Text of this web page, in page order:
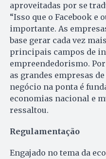
aproveitadas por se
“Isso que o Facebook e
importante. As
base gerar cada vez
principais campos de
empreendedorismo.
as grandes empresas
negócio na ponta é
economias nacional e
ressaltou.
Regulamentação
Engajado no tema da